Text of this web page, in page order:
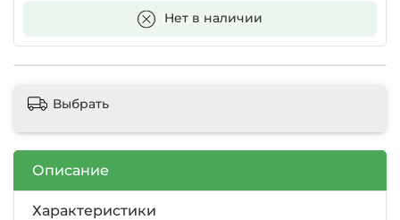
Нет в наличии
В корзину
Выбрать
Описание
Характеристики